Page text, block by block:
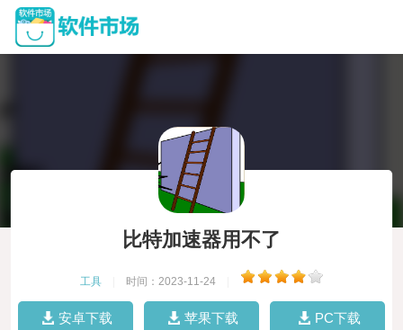
比特加速器用不了
工具 时间：2023-11-24
安卓下载 苹果下载 PC下载